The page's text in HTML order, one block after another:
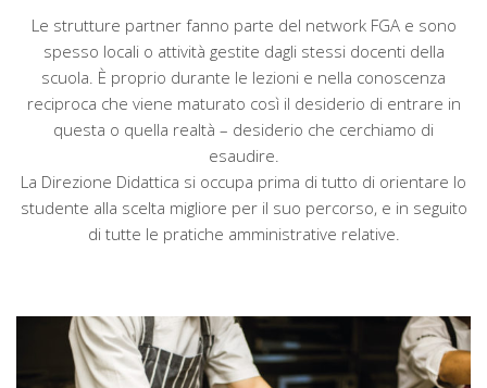
Le strutture partner fanno parte del network FGA e sono
spesso locali o attività gestite dagli stessi docenti della
scuola. È proprio durante le lezioni e nella conoscenza
reciproca che viene maturato così il desiderio di entrare in
questa o quella realtà – desiderio che cerchiamo di
esaudire.
La Direzione Didattica si occupa prima di tutto di orientare lo
studente alla scelta migliore per il suo percorso, e in seguito
di tutte le pratiche amministrative relative.